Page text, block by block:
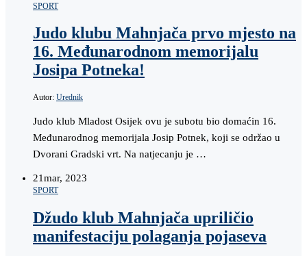
SPORT
Judo klubu Mahnjača prvo mjesto na
16. Međunarodnom memorijalu
Josipa Potneka!
Autor: Urednik
Judo klub Mladost Osijek ovu je subotu bio domaćin 16.
Međunarodnog memorijala Josip Potnek, koji se održao u
Dvorani Gradski vrt. Na natjecanju je …
21mar, 2023
SPORT
Džudo klub Mahnjača upriličio
manifestaciju polaganja pojaseva